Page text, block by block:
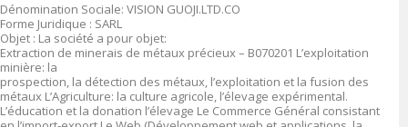
Dénomination Sociale: VISION GUOJI.LTD.CO
Forme Juridique : SARL
Objet : La société a pour objet:
Extraction de minerais de métaux précieux – B070201 L’exploitation
minière: la
prospection, la détection des métaux, l’exploitation et la fusion des
métaux L’Agriculture: la culture agricole, l’élevage expérimental.
L’éducation et la donation l’élevage Le Commerce Général consistant